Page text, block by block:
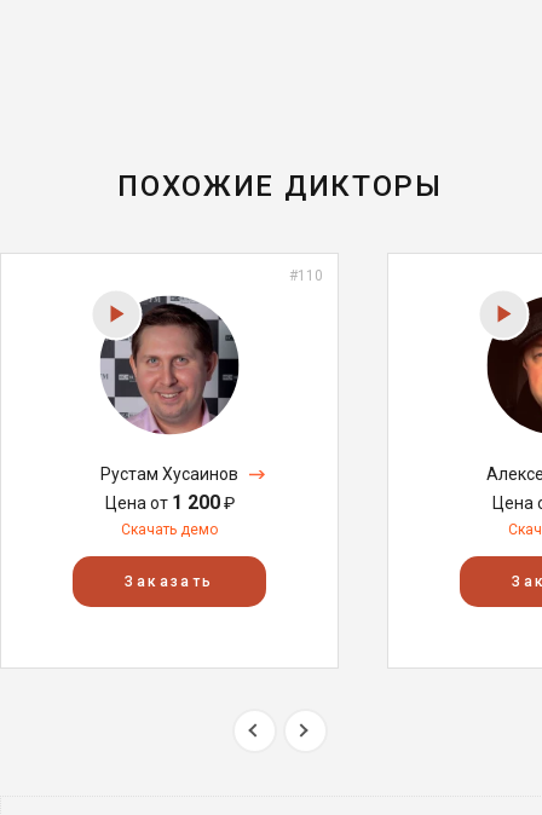
ПОХОЖИЕ ДИКТОРЫ
#110
Рустам Хусаинов
Цена от 1 200₽
Скачать демо
Заказать
Цена